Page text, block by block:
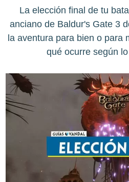
La elección final de tu
anciano de Baldur's Gate 3
la aventura para bien o para
qué ocurre según